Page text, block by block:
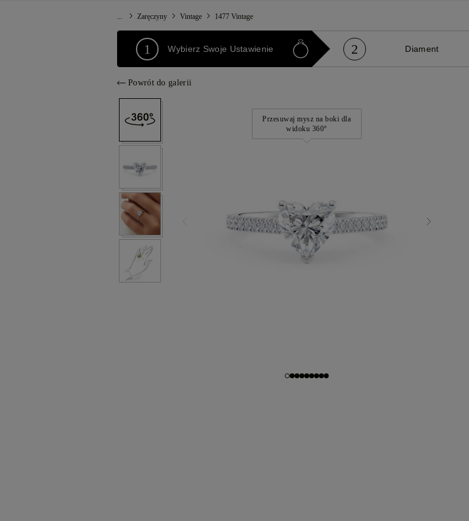
Zaręczyny Vintage 1477 Vintage
1 Wybierz Swoje Ustawienie 2 Diament
Powrót do galerii
Przesuwaj mysz na boki dla
widoku 360°